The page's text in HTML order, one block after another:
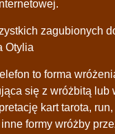
zagubionych
Otylia
to forma
się z wróżbitą lub
kart tarota,
formy wróżby